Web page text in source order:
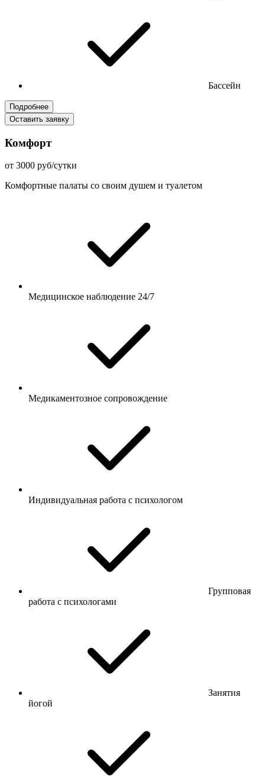
Бассейн
Подробнее
Оставить заявку
Комфорт
от 3000 руб/сутки
Комфортные палаты со своим душем и туалетом
Медицинское наблюдение 24/7
Медикаментозное сопровождение
Индивидуальная работа с психологом
Групповая
работа с психологами
Занятия
йогой